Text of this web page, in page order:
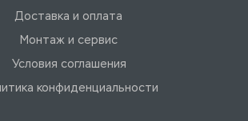
Доставка и оплата
Монтаж и сервис
Условия соглашения
конфиденциальности